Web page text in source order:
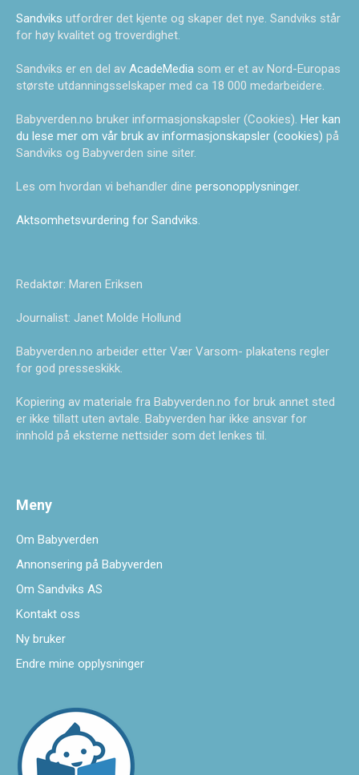
Sandviks utfordrer det kjente og skaper det nye. Sandviks står
for høy kvalitet og troverdighet.
Sandviks er en del av AcadeMedia som er et av Nord-Europas
største utdanningsselskaper med ca 18 000 medarbeidere.
Babyverden.no bruker informasjonskapsler (Cookies). Her kan
du lese mer om vår bruk av informasjonskapsler (cookies) på
Sandviks og Babyverden sine siter.
Les om hvordan vi behandler dine personopplysninger.
Aktsomhetsvurdering for Sandviks.
Redaktør: Maren Eriksen
Journalist: Janet Molde Hollund
Babyverden.no arbeider etter Vær Varsom- plakatens regler
for god presseskikk.
Kopiering av materiale fra Babyverden.no for bruk annet sted
er ikke tillatt uten avtale. Babyverden har ikke ansvar for
innhold på eksterne nettsider som det lenkes til.
Meny
Om Babyverden
Annonsering på Babyverden
Om Sandviks AS
Kontakt oss
Ny bruker
Endre mine opplysninger